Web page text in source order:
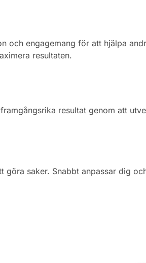
och engagemang för att hjälpa
resultaten.
resultat genom att
göra saker. Snabbt anpassar dig